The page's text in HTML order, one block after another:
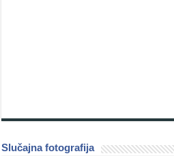
Slučajna fotografija